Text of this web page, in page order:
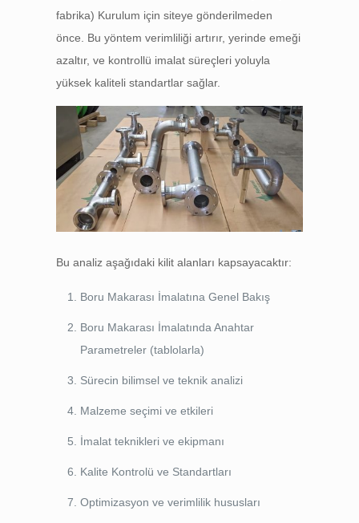
fabrika) Kurulum için siteye gönderilmeden
önce. Bu yöntem verimliliği artırır, yerinde emeği
azaltır, ve kontrollü imalat süreçleri yoluyla
yüksek kaliteli standartlar sağlar.
Bu analiz aşağıdaki kilit alanları kapsayacaktır:
Boru Makarası İmalatına Genel Bakış
Boru Makarası İmalatında Anahtar
Parametreler (tablolarla)
Sürecin bilimsel ve teknik analizi
Malzeme seçimi ve etkileri
İmalat teknikleri ve ekipmanı
Kalite Kontrolü ve Standartları
Optimizasyon ve verimlilik hususları